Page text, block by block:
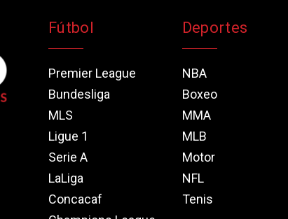
Fútbol
Premier League
Bundesliga
MLS
Ligue 1
Serie A
LaLiga
Concacaf
Deportes
NBA
Boxeo
MMA
MLB
Motor
NFL
Tenis